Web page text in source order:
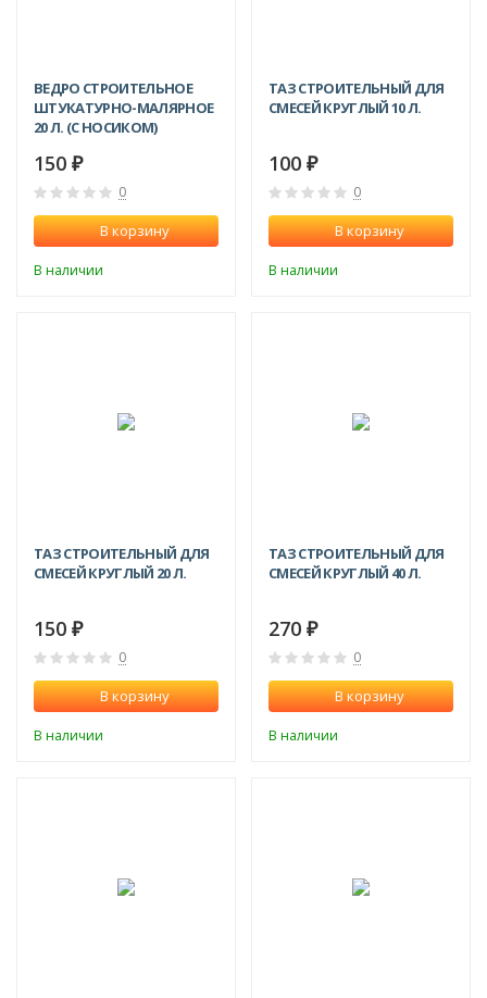
ВЕДРО СТРОИТЕЛЬНОЕ
ШТУКАТУРНО-МАЛЯРНОЕ
20 Л. (С НОСИКОМ)
150 ₽
0
В корзину
В наличии
ТАЗ СТРОИТЕЛЬНЫЙ ДЛЯ
СМЕСЕЙ КРУГЛЫЙ 10 Л.
100 ₽
0
В корзину
В наличии
ТАЗ СТРОИТЕЛЬНЫЙ ДЛЯ
СМЕСЕЙ КРУГЛЫЙ 20 Л.
150 ₽
0
В корзину
В наличии
ТАЗ СТРОИТЕЛЬНЫЙ ДЛЯ
СМЕСЕЙ КРУГЛЫЙ 40 Л.
270 ₽
0
В корзину
В наличии